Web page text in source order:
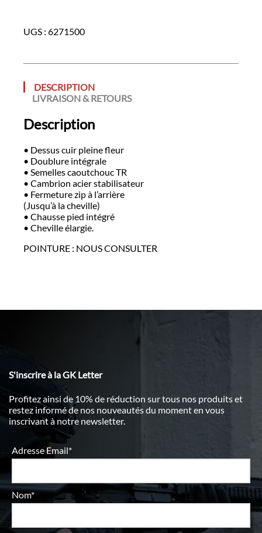
UGS : 6271500
DESCRIPTION
LIVRAISON & RETOURS
Description
• Dessus cuir pleine fleur
• Doublure intégrale
• Semelles caoutchouc TR
• Cambrion acier stabilisateur
• Fermeture zip à l’arrière
(Jusqu’à la cheville)
• Chausse pied intégré
• Cheville élargie.
POINTURE : NOUS CONSULTER
S'inscrire à la GK Letter
Profitez ainsi de 10% de réduction sur tous nos produits et
restez informé de nos nouveautés du moment en vous
inscrivant à notre newsletter.
Adresse Email*
Nom*